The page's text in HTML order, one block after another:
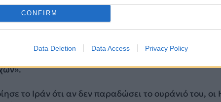
CONFIRM
Data Deletion Data Access Privacy Policy
υπουργός προειδοποίησε ότι οι ΗΠΑ θα
το Ιράν προσπαθήσει να χρησιμοποιήσει την
παρακολουθεί την κατάσταση και έχει μια σειρά
το Ιράν ότι αν δεν παραδώσει το ουράνιό του,